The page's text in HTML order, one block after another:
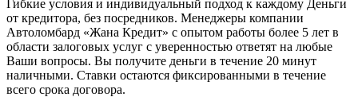
Гибкие условия и индивидуальный подход к каждому Деньги
от кредитора, без посредников. Менеджеры компании
Автоломбард «Жана Кредит» с опытом работы более 5 лет в
области залоговых услуг с уверенностью ответят на любые
Ваши вопросы. Вы получите деньги в течение 20 минут
наличными. Ставки остаются фиксированными в течение
всего срока договора.